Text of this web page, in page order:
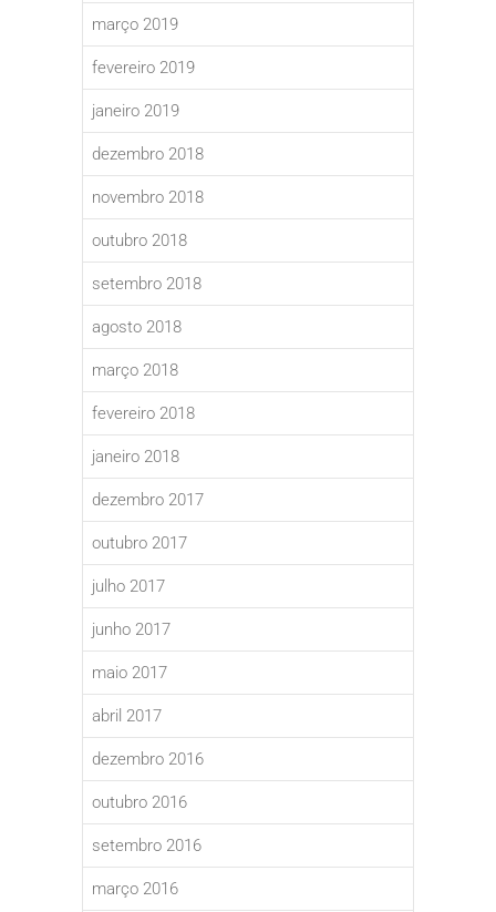
março 2019
fevereiro 2019
janeiro 2019
dezembro 2018
novembro 2018
outubro 2018
setembro 2018
agosto 2018
março 2018
fevereiro 2018
janeiro 2018
dezembro 2017
outubro 2017
julho 2017
junho 2017
maio 2017
abril 2017
dezembro 2016
outubro 2016
setembro 2016
março 2016